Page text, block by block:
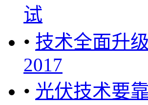
试
• 技术全面升
2017
• 光伏技术要